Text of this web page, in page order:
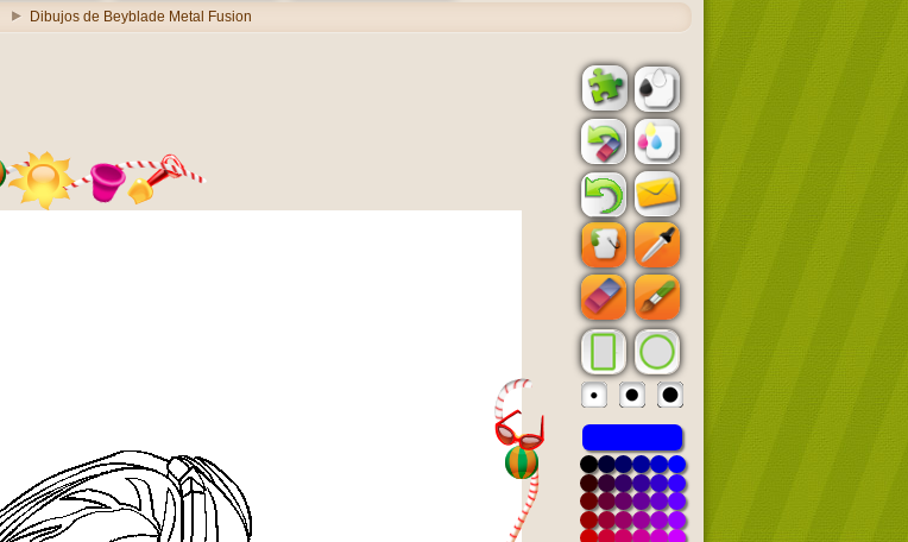
Dibujos de Beyblade Metal Fusion